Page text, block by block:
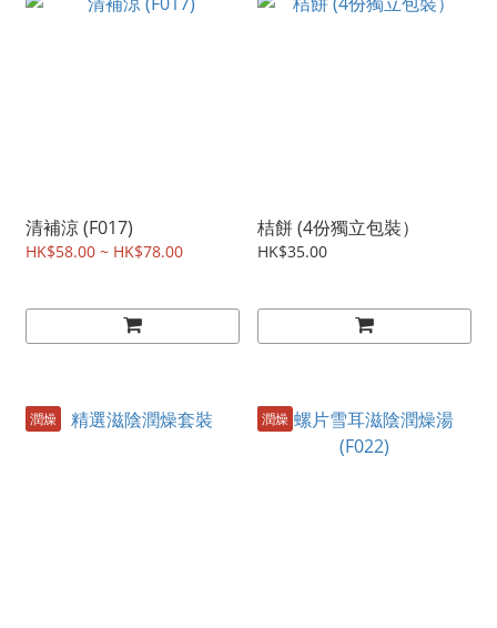
清補涼 (F017)
HK$58.00 ~ HK$78.00
桔餅 (4份獨立包裝）
HK$35.00
潤燥 潤燥